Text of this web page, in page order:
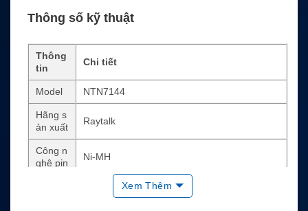
Thông số kỹ thuật
Thông
tin
Chi tiết
Model NTN7144
Hãng s
ản xuất
Raytalk
Công n
ghệ pin
Ni-MH
Bảo vệ quá nhiệt, bảo vệ dòng điện
Xem Thêm